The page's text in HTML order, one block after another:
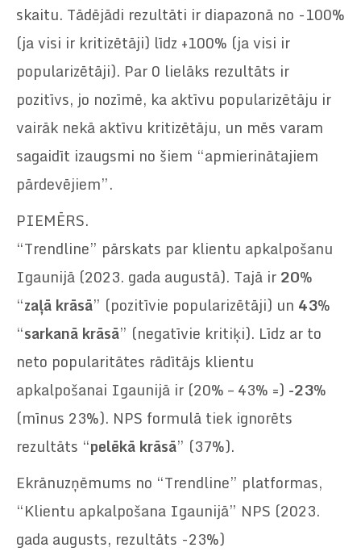
skaitu. Tādējādi rezultāti ir diapazonā no -100%
(ja visi ir kritizētāji) līdz +100% (ja visi ir
popularizētāji). Par 0 lielāks rezultāts ir
pozitīvs, jo nozīmē, ka aktīvu popularizētāju ir
vairāk nekā aktīvu kritizētāju, un mēs varam
sagaidīt izaugsmi no šiem “apmierinātajiem
pārdevējiem”.
PIEMĒRS.
“Trendline” pārskats par klientu apkalpošanu
Igaunijā (2023. gada augustā). Tajā ir 20%
“zaļā krāsā” (pozitīvie popularizētāji) un 43%
“sarkanā krāsā” (negatīvie kritiķi). Līdz ar to
neto popularitātes rādītājs klientu
apkalpošanai Igaunijā ir (20% – 43% =) -23%
(mīnus 23%). NPS formulā tiek ignorēts
rezultāts “pelēkā krāsā” (37%).
Ekrānuzņēmums no “Trendline” platformas,
“Klientu apkalpošana Igaunijā” NPS (2023.
gada augusts, rezultāts -23%)